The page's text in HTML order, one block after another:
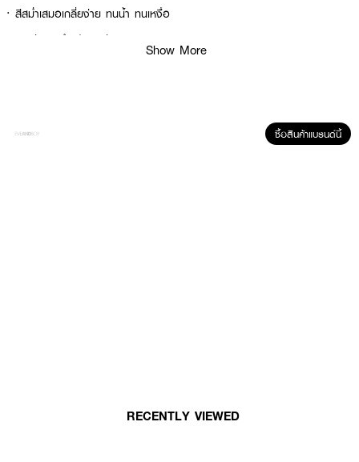
· สีสม่ำเสมอเกลี่ยง่าย ทนน้ำ ทนเหงื่อ
· เฉดสีเหมาะสำหรับทุกสีผิว
Show More
ซื้อสินค้าแบรนด์นี้
RECENTLY VIEWED